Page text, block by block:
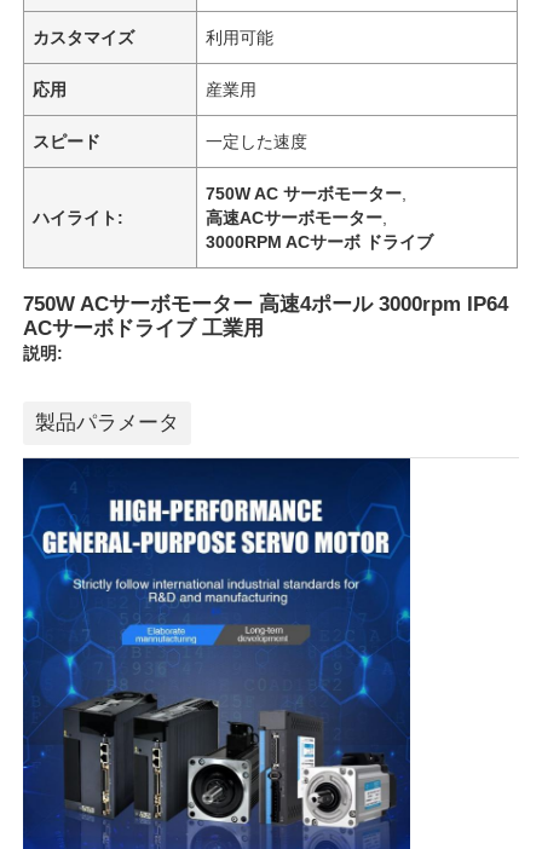
ホーム
企業情報
カスタマイズ 利用可能
応用 産業用
スピード 一定した速度
ハイライト:
750W AC サーボモーター
高速ACサーボモーター
3000RPM ACサーボ ドライブ
750W ACサーボモーター 高速4ポール 3000rpm IP64
ACサーボドライブ 工業用
説明:
製品パラメータ